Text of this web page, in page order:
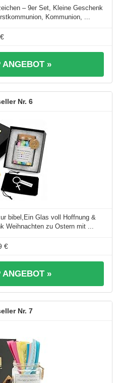
– 9er Set, Kleine Geschenk
Kommunion, ...
ANGEBOT »
6
bibel,Ein Glas voll Hoffnung &
Weihnachten zu Ostern mit ...
€
ANGEBOT »
7